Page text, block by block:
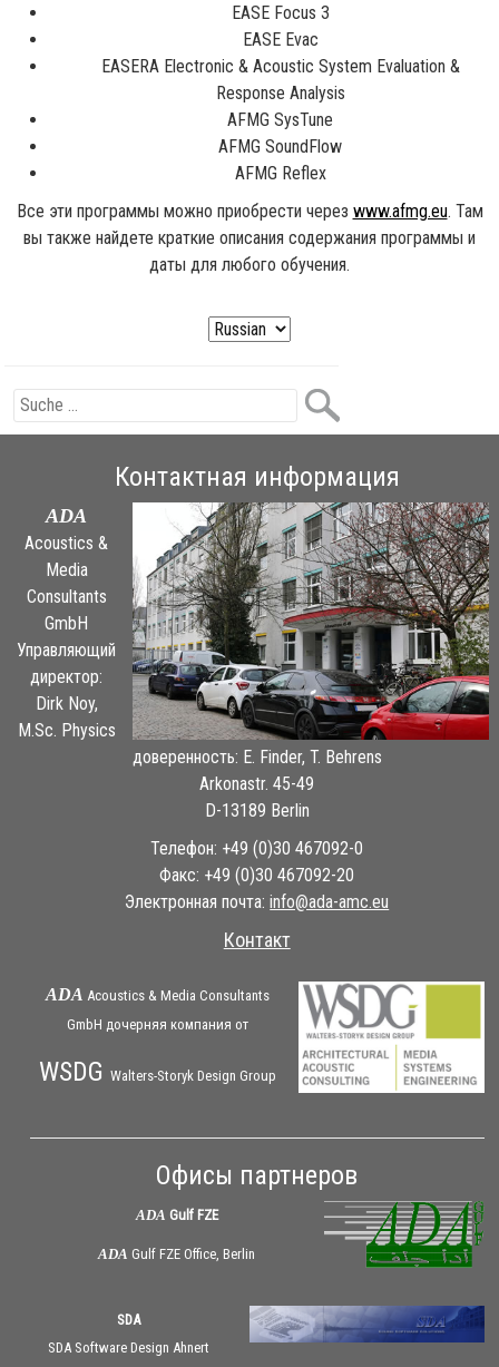
EASE Focus 3
EASE Evac
EASERA Electronic & Acoustic System Evaluation &
Response Analysis
AFMG SysTune
AFMG SoundFlow
AFMG Reflex
Все эти программы можно приобрести через www.afmg.eu. Там
вы также найдете краткие описания содержания программы и
даты для любого обучения.
Контактная информация
ADA
Acoustics &
Media
Consultants
GmbH
Управляющий
директор:
Dirk Noy,
M.Sc. Physics
доверенность: E. Finder, T. Behrens
Arkonastr. 45-49
D-13189 Berlin
Телефон: +49 (0)30 467092-0
Факс: +49 (0)30 467092-20
Электронная почта:ue.cma-ada@ofni
Контакт
ADA Acoustics & Media Consultants
GmbH дочерняя компания от
WSDG Walters-Storyk Design Group
Офисы партнеров
ADA Gulf FZE
ADA Gulf FZE Office, Berlin
SDA
SDA Software Design Ahnert